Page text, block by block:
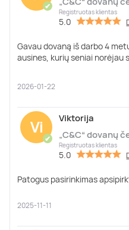
✔
Registruotas klientas
5.0
Gavau dovaną iš darbo 4
ausines, kurių seniai norėjau
2026-01-22
Vi
✔
Viktorija
„C&C“ dovanų
Registruotas klientas
5.0
Patogus pasirinkimas
2025-11-11